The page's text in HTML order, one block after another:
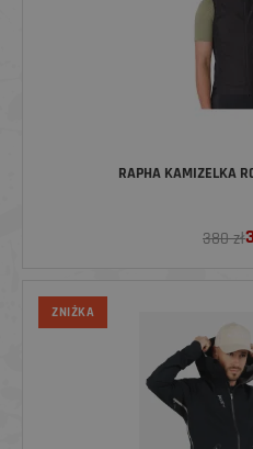
RAPHA KAMIZELKA
380 zł
ZNIŻKA